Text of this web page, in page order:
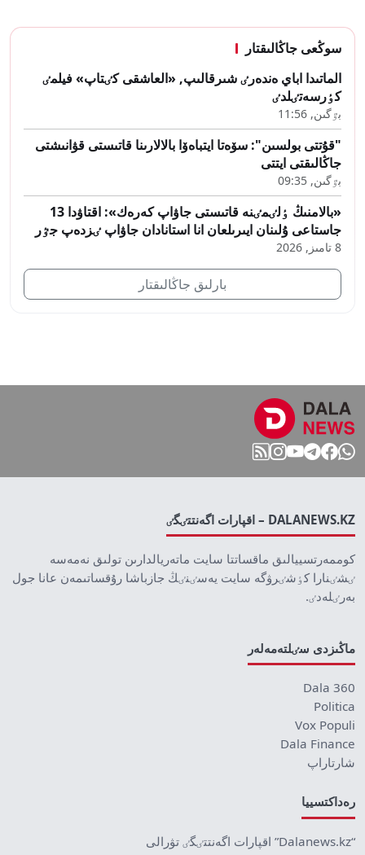
سوڭعى جاڭالىقتار
الماتىدا اباي ەندەرٸ شىرقالىپ, «العاشقى كٸتاپ» فيلمٸ
كٶرسەتٸلدٸ
بٷگىن, 11:56
"قۇتتى بولسىن": سۆەتا ايتباەۆا بالالارىنا قاتىستى قۋانىشتى
جاڭالىقتى ايتتى
بٷگىن, 09:35
«بالامنىڭ ٶلٸمٸنە قاتىستى جاۋاپ كەرەك»: اقتاۋدا 13
جاستاعى ۇلىنان ايىرىلعان انا استانادان جاۋاپ ٸزدەپ جٷر
8 تامىز, 2026
بارلىق جاڭالىقتار
DALANEWS.KZ – اقپارات اگەنتتٸگٸ
كوممەرتسييالىق ماقساتتا سايت ماتەريالدارىن تولىق نەمەسە
ٸشٸنارا كٶشٸرۋگە سايت يەسٸنٸڭ جازباشا رۇقساتىمەن عانا جول
بەرٸلەدٸ.
ماڭىزدى سٸلتەمەلەر
Dala 360
Politica
Vox Populi
Dala Finance
شارتاراپ
رەداكتسييا
“Dalanews.kz” اقپارات اگەنتتٸگٸ تۋرالى